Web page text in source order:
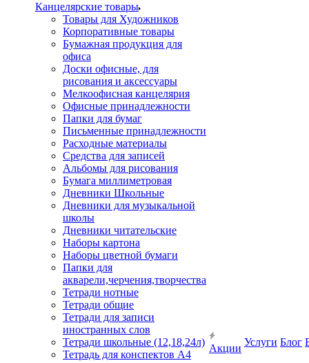
Канцелярские товары
Товары для Художников
Корпоративные товары
Бумажная продукция для
офиса
Доски офисные, для
рисования и аксессуары
Мелкоофисная канцелярия
Офисные принадлежности
Папки для бумаг
Письменные принадлежности
Расходные материалы
Средства для записей
Альбомы для рисования
Бумага миллиметровая
Дневники Школьные
Дневники для музыкальной
школы
Дневники читательские
Наборы картона
Наборы цветной бумаги
Папки для
акварели,черчения,творчества
Тетради нотные
Тетради общие
Тетради для записи
иностранных слов
Тетради школьные (12,18,24л)
Тетрадь для конспектов А4
Акции
Услуги Блог